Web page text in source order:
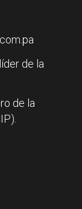
de la
de la